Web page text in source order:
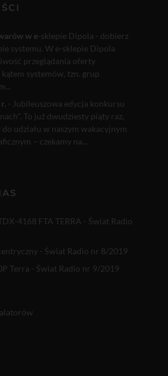
w e-sklepie Dipola - dobierz
systemu. W e-sklepie Dipola
przeglądania oferty
systemów, tzn. grup
- Jubileuszowa edycja konkursu
To już dwudziesty piąty raz,
udziału w naszym wakacyjnym
– czekamy na...
4168 FTA TERRA - Świat Radio
- Świat Radio nr 8/2019
Terra - Świat Radio nr 9/2019